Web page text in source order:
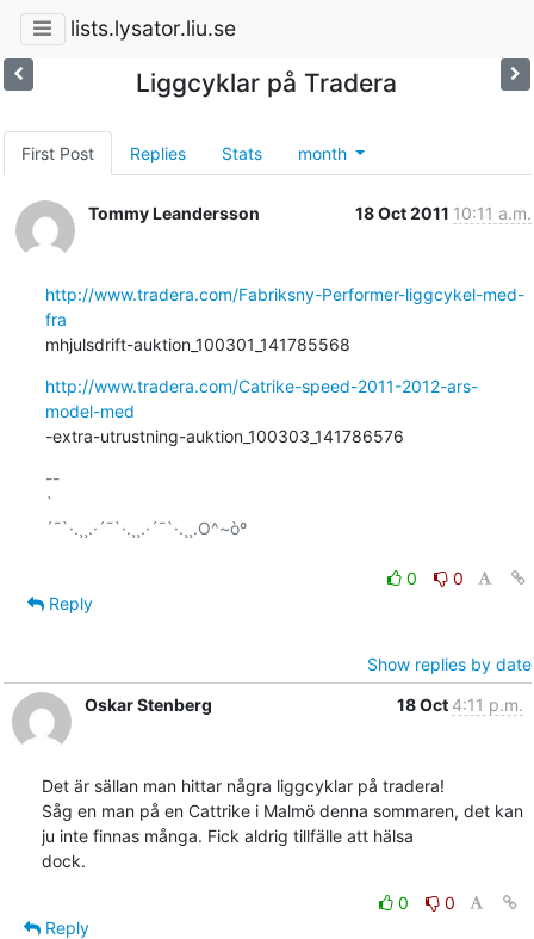
lists.lysator.liu.se
Liggcyklar på Tradera
First Post Replies Stats month
Tommy Leandersson 18 Oct 2011 10:11 a.m.
http://www.tradera.com/Fabriksny-Performer-liggcykel-med-
fra
mhjulsdrift-auktion_100301_141785568
http://www.tradera.com/Catrike-speed-2011-2012-ars-
model-med
-extra-utrustning-auktion_100303_141786576
--
`
´¯`·.¸¸.·´¯`·.¸¸.·´¯`·.¸¸.O^~òº
0
0
Reply
Show replies by date
Oskar Stenberg
18 Oct 4:11 p.m.
Det är sällan man hittar några liggcyklar på tradera!
Såg en man på en Cattrike i Malmö denna sommaren, det kan
ju inte finnas många. Fick aldrig tillfälle att hälsa
dock.
0
0
Reply